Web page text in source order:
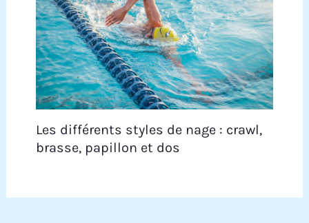
Les différents styles de nage : crawl,
brasse, papillon et dos